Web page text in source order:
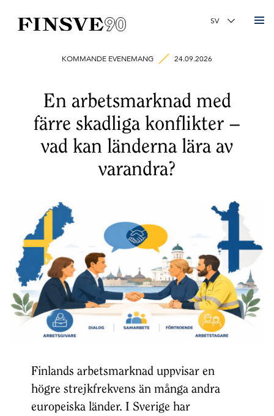
Finsk-svenska handelskammaren Ändra språk
KOMMANDE EVENEMANG 24.09.2026
En arbetsmarknad med
färre skadliga konflikter –
vad kan länderna lära av
varandra?
Finlands arbetsmarknad uppvisar en
högre strejkfrekvens än många andra
europeiska länder. I Sverige har